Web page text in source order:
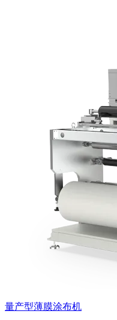
量产型薄膜涂布机